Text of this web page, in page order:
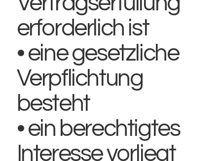
erforderlich ist
• eine gesetzliche
Verpflichtung
besteht
• ein berechtigtes
Interesse vorliegt